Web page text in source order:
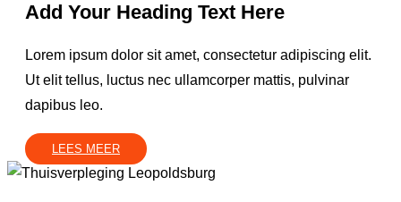
Add Your Heading Text Here
Lorem ipsum dolor sit amet, consectetur adipiscing elit.
Ut elit tellus, luctus nec ullamcorper mattis, pulvinar
dapibus leo.
LEES MEER